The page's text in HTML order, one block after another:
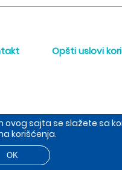
sajta se slažete sa
korišćenja.
Opšti uslovi
Cetinjska 4, 11000